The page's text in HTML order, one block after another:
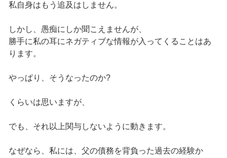
私自身はもう追及はしません。
しかし、愚痴にしか聞こえませんが、
勝手に私の耳にネガティブな情報が入ってくることはあ
ります。
やっぱり、そうなったのか?
くらいは思いますが、
でも、それ以上関与しないように動きます。
なぜなら、私には、父の債務を背負った過去の経験か